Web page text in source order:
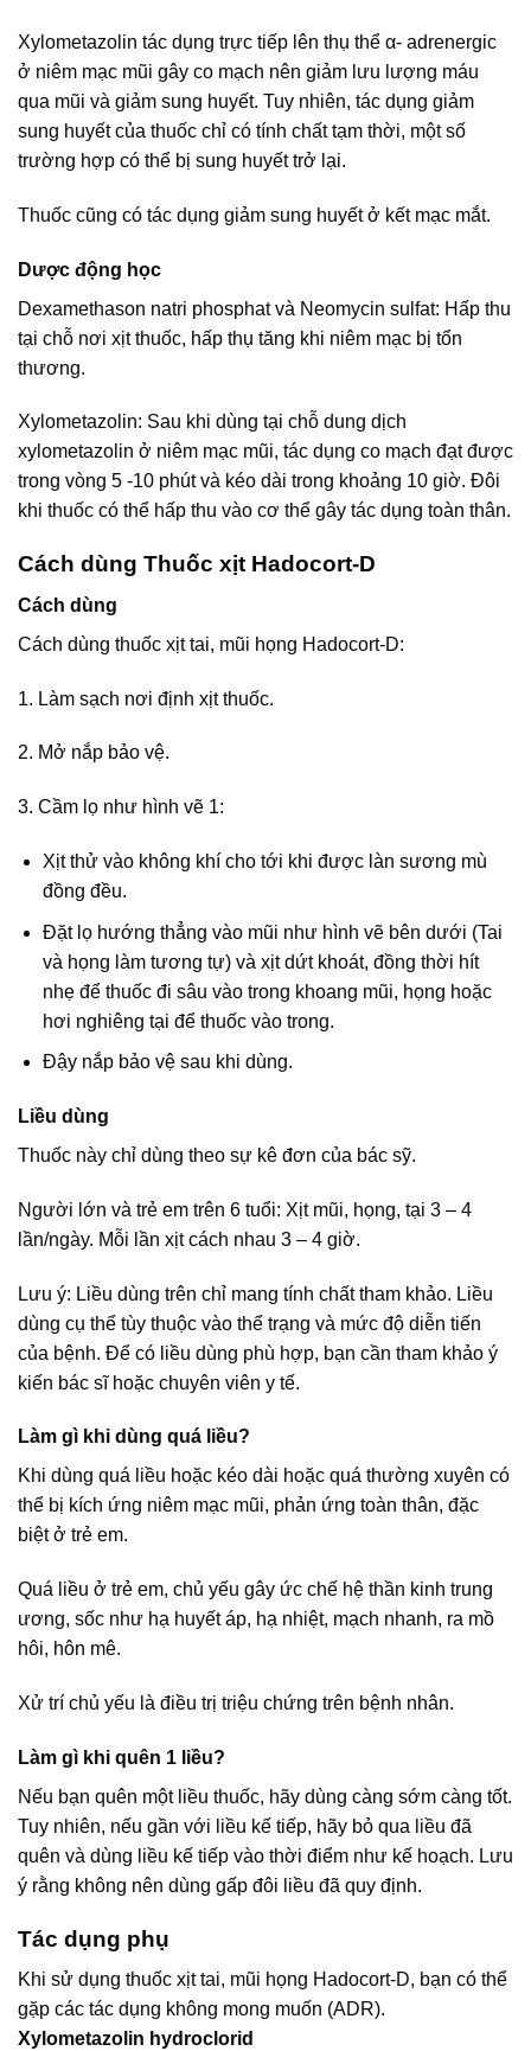
Xylometazolin tác dụng trực tiếp lên thụ thể α- adrenergic
ở niêm mạc mũi gây co mạch nên giảm lưu lượng máu
qua mũi và giảm sung huyết. Tuy nhiên, tác dụng giảm
sung huyết của thuốc chỉ có tính chất tạm thời, một số
trường hợp có thể bị sung huyết trở lại.
Thuốc cũng có tác dụng giảm sung huyết ở kết mạc mắt.
Dược động học
Dexamethason natri phosphat và Neomycin sulfat: Hấp thu
tại chỗ nơi xịt thuốc, hấp thụ tăng khi niêm mạc bị tổn
thương.
Xylometazolin: Sau khi dùng tại chỗ dung dịch
xylometazolin ở niêm mạc mũi, tác dụng co mạch đạt được
trong vòng 5 -10 phút và kéo dài trong khoảng 10 giờ. Đôi
khi thuốc có thể hấp thu vào cơ thể gây tác dụng toàn thân.
Cách dùng Thuốc xịt Hadocort-D
Cách dùng
Cách dùng thuốc xịt tai, mũi họng Hadocort-D:
1. Làm sạch nơi định xịt thuốc.
2. Mở nắp bảo vệ.
3. Cầm lọ như hình vẽ 1:
Xịt thử vào không khí cho tới khi được làn sương mù
đồng đều.
Đặt lọ hướng thẳng vào mũi như hình vẽ bên dưới (Tai
và họng làm tương tự) và xịt dứt khoát, đồng thời hít
nhẹ để thuốc đi sâu vào trong khoang mũi, họng hoặc
hơi nghiêng tại để thuốc vào trong.
Đậy nắp bảo vệ sau khi dùng.
Liều dùng
Thuốc này chỉ dùng theo sự kê đơn của bác sỹ.
Người lớn và trẻ em trên 6 tuổi: Xịt mũi, họng, tại 3 – 4
lần/ngày. Mỗi lần xịt cách nhau 3 – 4 giờ.
Lưu ý: Liều dùng trên chỉ mang tính chất tham khảo. Liều
dùng cụ thể tùy thuộc vào thể trạng và mức độ diễn tiến
của bệnh. Để có liều dùng phù hợp, bạn cần tham khảo ý
kiến bác sĩ hoặc chuyên viên y tế.
Làm gì khi dùng quá liều?
Khi dùng quá liều hoặc kéo dài hoặc quá thường xuyên có
thể bị kích ứng niêm mạc mũi, phản ứng toàn thân, đặc
biệt ở trẻ em.
Quá liều ở trẻ em, chủ yếu gây ức chế hệ thần kinh trung
ương, sốc như hạ huyết áp, hạ nhiệt, mạch nhanh, ra mồ
hôi, hôn mê.
Xử trí chủ yếu là điều trị triệu chứng trên bệnh nhân.
Làm gì khi quên 1 liều?
Nếu bạn quên một liều thuốc, hãy dùng càng sớm càng tốt.
Tuy nhiên, nếu gần với liều kế tiếp, hãy bỏ qua liều đã
quên và dùng liều kế tiếp vào thời điểm như kế hoạch. Lưu
ý rằng không nên dùng gấp đôi liều đã quy định.
Tác dụng phụ
Khi sử dụng thuốc xịt tai, mũi họng Hadocort-D, bạn có thể
gặp các tác dụng không mong muốn (ADR).
Xylometazolin hydroclorid